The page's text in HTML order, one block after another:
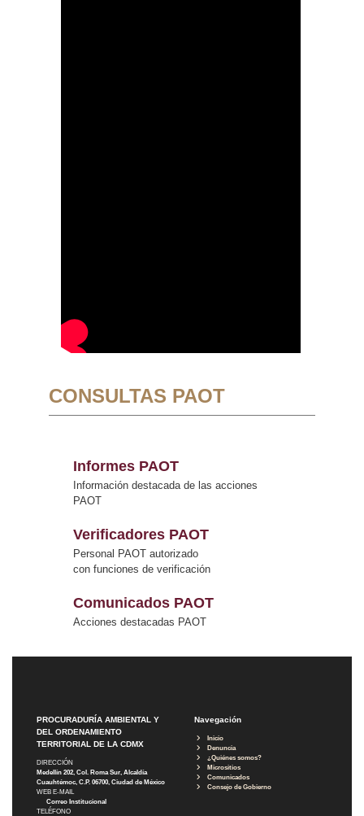
CONSULTAS PAOT
Informes PAOT
Información destacada de las acciones
PAOT
Verificadores PAOT
Personal PAOT autorizado
con funciones de verificación
Comunicados PAOT
Acciones destacadas PAOT
PROCURADURÍA AMBIENTAL Y
DEL ORDENAMIENTO
TERRITORIAL DE LA CDMX
DIRECCIÓN
Medellín 202, Col. Roma Sur, Alcaldía
Cuauhtémoc, C.P. 06700, Ciudad de México
WEB E-MAIL
Correo Institucional
TELÉFONO
Navegación
Inicio
Denuncia
¿Quiénes somos?
Micrositios
Comunicados
Consejo de Gobierno